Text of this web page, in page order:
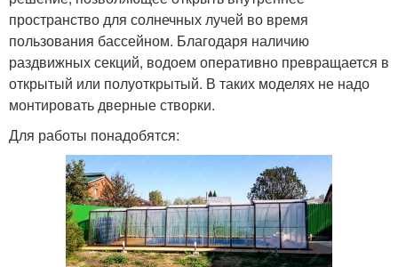
пространство для солнечных лучей во время
пользования бассейном. Благодаря наличию
раздвижных секций, водоем оперативно превращается в
открытый или полуоткрытый. В таких моделях не надо
монтировать дверные створки.
Для работы понадобятся: